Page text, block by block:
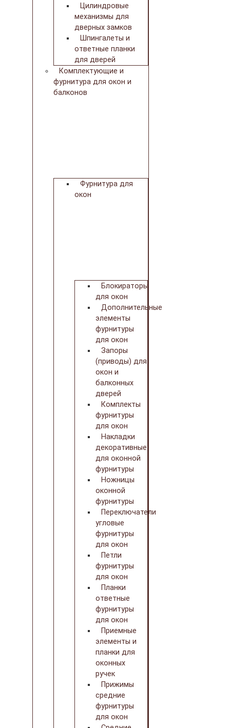
Цилиндровые
механизмы для
дверных замков
Шпингалеты и
ответные планки
для дверей
Комплектующие и
фурнитура для окон и
балконов
Фурнитура для
окон
Блокираторы
для окон
Дополнительные
элементы
фурнитуры
для окон
Запоры
(приводы) для
окон и
балконных
дверей
Комплекты
фурнитуры
для окон
Накладки
декоративные
для оконной
фурнитуры
Ножницы
оконной
фурнитуры
Переключатели
угловые
фурнитуры
для окон
Петли
фурнитуры
для окон
Планки
ответные
фурнитуры
для окон
Приемные
элементы и
планки для
оконных
ручек
Прижимы
средние
фурнитуры
для окон